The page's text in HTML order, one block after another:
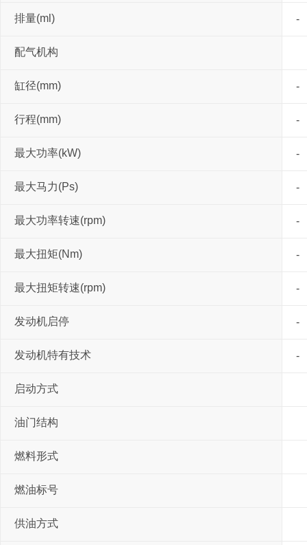
排量(ml) -
配气机构
缸径(mm) -
行程(mm) -
最大功率(kW) -
最大马力(Ps) -
最大功率转速(rpm) -
最大扭矩(Nm) -
最大扭矩转速(rpm) -
发动机启停 -
发动机特有技术 -
启动方式
油门结构
燃料形式
燃油标号
供油方式